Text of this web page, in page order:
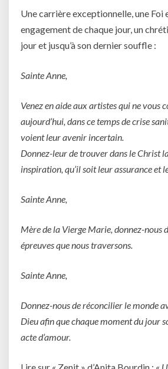
Une carrière exceptionnelle, une Foi
engagement de chaque jour, un
jour et jusqu’à son dernier souffle :
Sainte Anne,
Venez en aide aux artistes qui ne vous
aujourd’hui, dans ce temps de crise
voient leur avenir incertain.
Donnez-leur de trouver dans le Christ
inspiration, qu’il soit leur assurance et
Sainte Anne,
Mère de la Vierge Marie, donnez-nous
épreuves que nous traversons.
Sainte Anne,
Donnez-nous de réconcilier le monde
Dieu afin que chaque moment du jour
acte d’amour.